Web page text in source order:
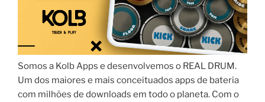
Somos a Kolb Apps e desenvolvemos o REAL DRUM.
Um dos maiores e mais conceituados apps de bateria
com milhões de downloads em todo o planeta. Com o